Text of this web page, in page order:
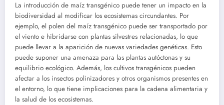
La introducción de maíz transgénico puede tener un impacto en la
biodiversidad al modificar los ecosistemas circundantes. Por
ejemplo, el polen del maíz transgénico puede ser transportado por
el viento e hibridarse con plantas silvestres relacionadas, lo que
puede llevar a la aparición de nuevas variedades genéticas. Esto
puede suponer una amenaza para las plantas autóctonas y su
equilibrio ecológico. Además, los cultivos transgénicos pueden
afectar a los insectos polinizadores y otros organismos presentes en
el entorno, lo que tiene implicaciones para la cadena alimentaria y
la salud de los ecosistemas.